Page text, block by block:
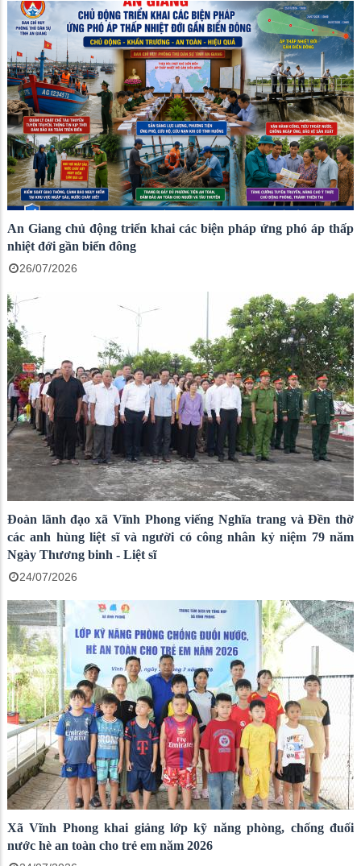
An Giang chủ động triển khai các biện pháp ứng phó áp thấp
nhiệt đới gần biển đông
26/07/2026
Đoàn lãnh đạo xã Vĩnh Phong viếng Nghĩa trang và Đền thờ
các anh hùng liệt sĩ và người có công nhân kỷ niệm 79 năm
Ngày Thương binh - Liệt sĩ
24/07/2026
Xã Vĩnh Phong khai giảng lớp kỹ năng phòng, chống đuối
nước hè an toàn cho trẻ em năm 2026